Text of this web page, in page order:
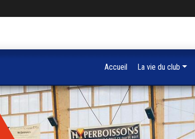
Accueil La vie du club